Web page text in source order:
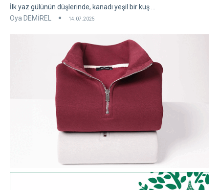
İlk yaz gülünün düşlerinde, kanadı yeşil bir kuş ...
Oya DEMİREL
14.07.2025